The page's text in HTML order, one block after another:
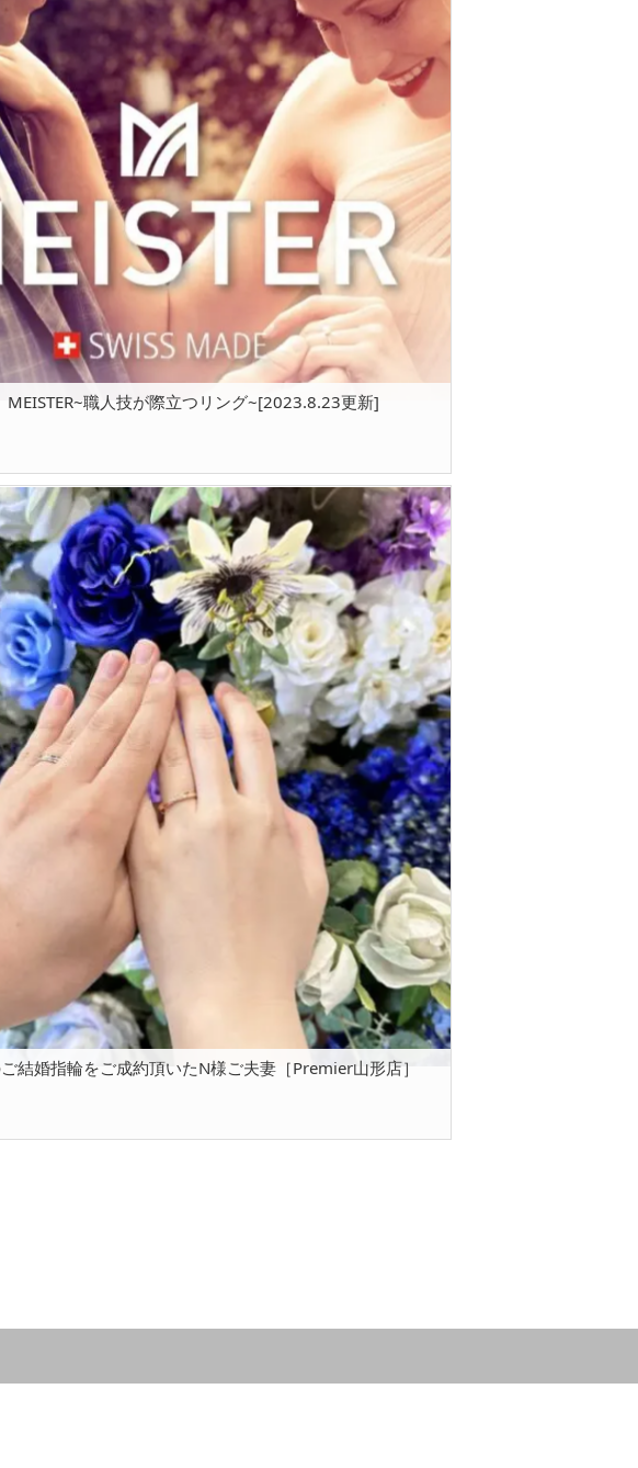
MEISTER~職人技が際立つリング~[2023.8.23更新]
結婚指輪をご成約頂いたN様ご夫妻［Premier山形店］